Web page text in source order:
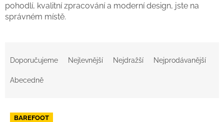
pohodlí, kvalitní zpracování a moderní design, jste na
správném místě.
e
p
Doporučujeme Nejlevnější Nejdražší Nejprodávanější
Abecedně
V BAREFOOT